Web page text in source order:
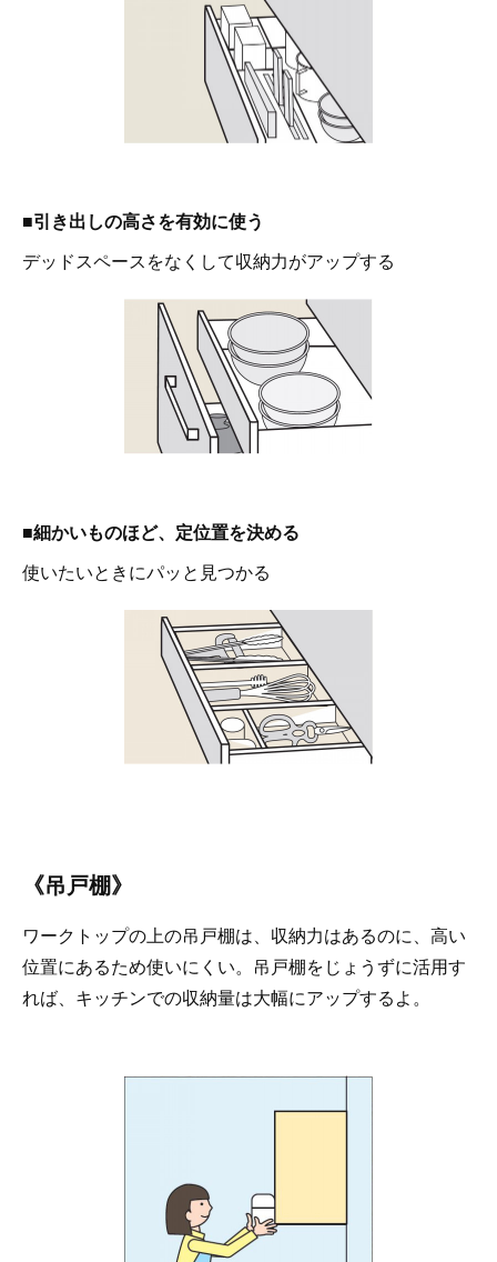
■引き出しの高さを有効に使う
デッドスペースをなくして収納力がアップする
■細かいものほど、定位置を決める
使いたいときにパッと見つかる
《吊戸棚》
ワークトップの上の吊戸棚は、収納力はあるのに、高い
位置にあるため使いにくい。吊戸棚をじょうずに活用す
れば、キッチンでの収納量は大幅にアップするよ。